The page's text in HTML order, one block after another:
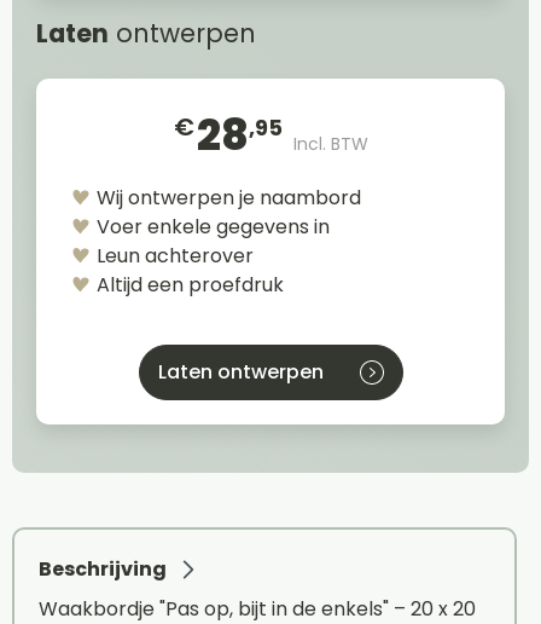
Laten ontwerpen
€28,95
Incl. BTW
Wij ontwerpen je naambord
Voer enkele gegevens in
Leun achterover
Altijd een proefdruk
Laten ontwerpen
Beschrijving
Waakbordje "Pas op, bijt in de enkels" – 20 x 20